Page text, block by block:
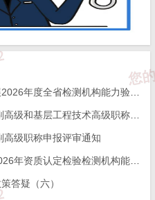
级职称申报评审通知
答疑（六）